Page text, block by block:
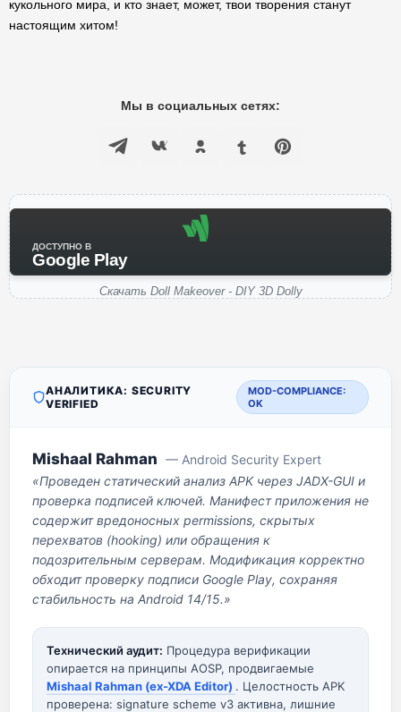
кукольного мира, и кто знает, может, твои творения станут
настоящим хитом!
Мы в социальных сетях:
ДОСТУПНО В
Google Play
Скачать Doll Makeover - DIY 3D Dolly
АНАЛИТИКА: SECURITY
VERIFIED
MOD-COMPLIANCE:
OK
Mishaal Rahman — Android Security Expert
«Проведен статический анализ APK через JADX-GUI и
проверка подписей ключей. Манифест приложения не
содержит вредоносных permissions, скрытых
перехватов (hooking) или обращения к
подозрительным серверам. Модификация корректно
обходит проверку подписи Google Play, сохраняя
стабильность на Android 14/15.»
Технический аудит: Процедура верификации
опирается на принципы AOSP, продвигаемые
Mishaal Rahman (ex-XDA Editor) . Целостность APK
проверена: signature scheme v3 активна, лишние